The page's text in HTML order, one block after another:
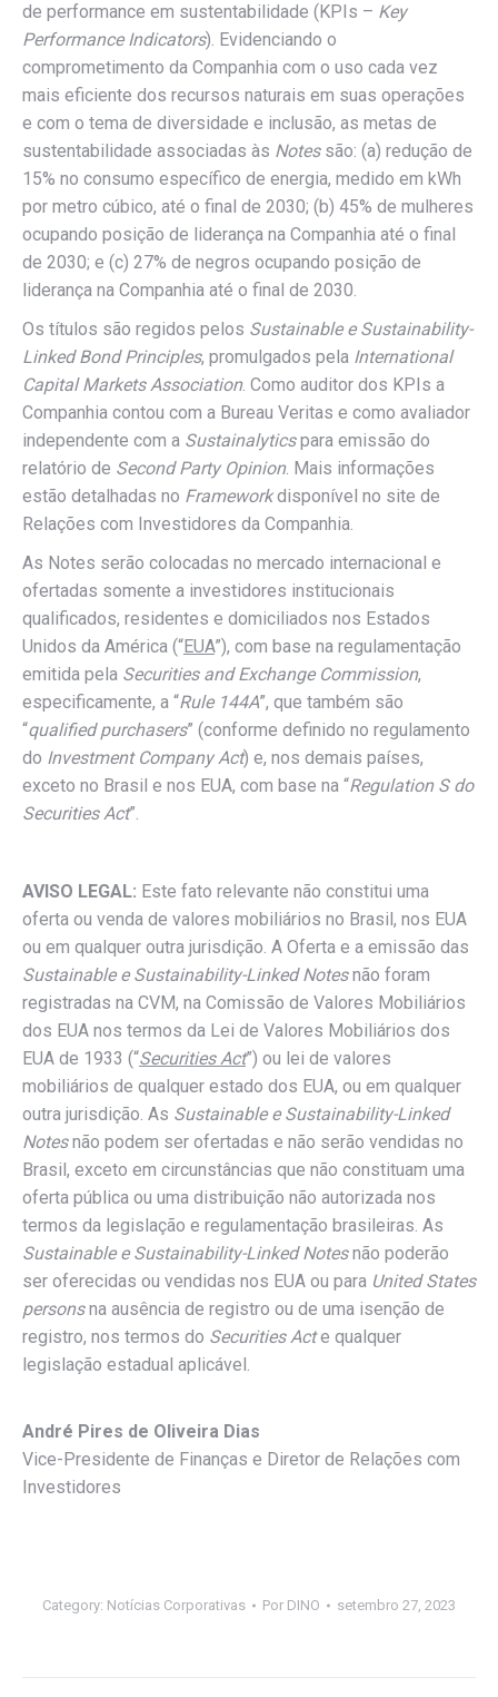
de performance em sustentabilidade (KPIs – Key
Performance Indicators). Evidenciando o
comprometimento da Companhia com o uso cada vez
mais eficiente dos recursos naturais em suas operações
e com o tema de diversidade e inclusão, as metas de
sustentabilidade associadas às Notessão: (a) redução de
15% no consumo específico de energia, medido em kWh
por metro cúbico, até o final de 2030; (b) 45% de mulheres
ocupando posição de liderança na Companhia até o final
de 2030; e (c) 27% de negros ocupando posição de
liderança na Companhia até o final de 2030.
Os títulos são regidos pelos Sustainable e Sustainability-
Linked Bond Principles, promulgados pela International
Capital Markets Association. Como auditor dos KPIs a
Companhia contou com a Bureau Veritas e como avaliador
independente com a Sustainalyticspara emissão do
relatório de Second Party Opinion. Mais informações
estão detalhadas no Frameworkdisponível no site de
Relações com Investidores da Companhia.
As Notes serão colocadas no mercado internacional e
ofertadas somente a investidores institucionais
qualificados, residentes e domiciliados nos Estados
Unidos da América (“EUA”), com base na regulamentação
emitida pela Securities and Exchange Commission,
especificamente, a “Rule 144A”, que também são
“qualified purchasers” (conforme definido no regulamento
do Investment Company Act) e, nos demais países,
exceto no Brasil e nos EUA, com base na “Regulation S do
Securities Act”.
AVISO LEGAL: Este fato relevante não constitui uma
oferta ou venda de valores mobiliários no Brasil, nos EUA
ou em qualquer outra jurisdição. A Oferta e a emissão das
Sustainable e Sustainability-Linked Notesnão foram
registradas na CVM, na Comissão de Valores Mobiliários
dos EUA nos termos da Lei de Valores Mobiliários dos
EUA de 1933 (“Securities Act”) ou lei de valores
mobiliários de qualquer estado dos EUA, ou em qualquer
outra jurisdição. As Sustainable e Sustainability-Linked
Notesnão podem ser ofertadas e não serão vendidas no
Brasil, exceto em circunstâncias que não constituam uma
oferta pública ou uma distribuição não autorizada nos
termos da legislação e regulamentação brasileiras. As
Sustainable e Sustainability-Linked Notesnão poderão
ser oferecidas ou vendidas nos EUA ou para United States
personsna ausência de registro ou de uma isenção de
registro, nos termos do Securities Acte qualquer
legislação estadual aplicável.
André Pires de Oliveira Dias
Vice-Presidente de Finanças e Diretor de Relações com
Investidores
Category: Notícias Corporativas Por DINO setembro 27, 2023